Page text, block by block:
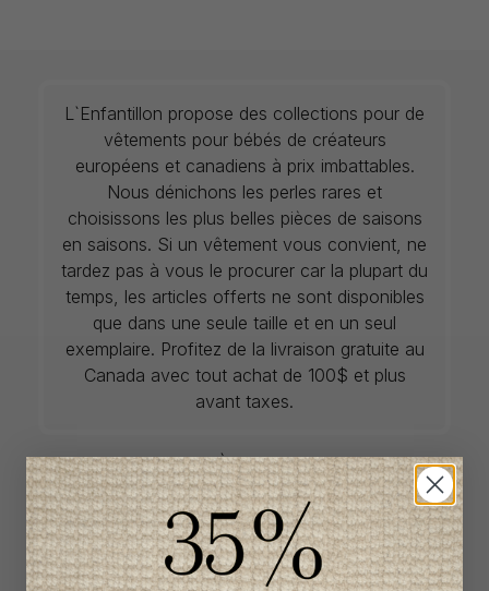
L`Enfantillon propose des collections pour de
vêtements pour bébés de créateurs
européens et canadiens à prix imbattables.
Nous dénichons les perles rares et
choisissons les plus belles pièces de saisons
en saisons. Si un vêtement vous convient, ne
tardez pas à vous le procurer car la plupart du
temps, les articles offerts ne sont disponibles
que dans une seule taille et en un seul
exemplaire. Profitez de la livraison gratuite au
Canada avec tout achat de 100$ et plus
avant taxes.
ACCÈS RAPIDE
magasinez par catégorie